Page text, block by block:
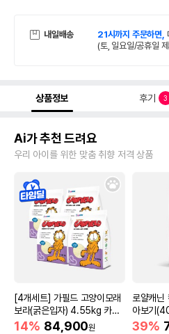
내일배송 21시까지 주문하면,
(토, 일요일/공휴일
상품정보 후기 3
Ai가 추천 드려요
우리 아이를 위한 맞춤 취향 저격 상품
[4개세트] 가필드 고양이모래
보라(굵은입자) 4.55kg 카사
바모래
14% 84,900원
로얄캐닌
아보기
39%